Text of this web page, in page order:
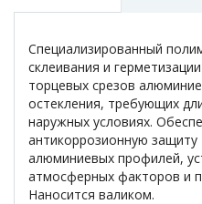
Специализированный
склеивания и
торцевых срезов
остекления, требующих
наружных условиях.
антикоррозионную защиту
алюминиевых профилей,
атмосферных факторов и
Наносится валиком.